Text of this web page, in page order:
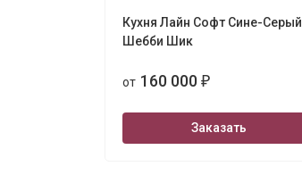
Кухня Лайн Софт Сине-Серый
Шебби Шик
от 160 000 ₽
Заказать